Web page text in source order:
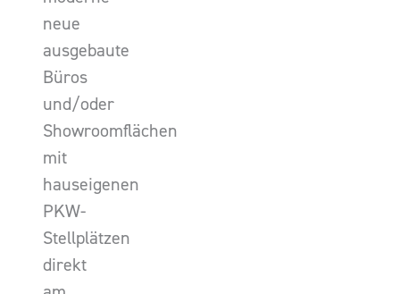
neue
ausgebaute
Büros
und/oder
Showroomflächen
mit
hauseigenen
PKW-
Stellplätzen
direkt